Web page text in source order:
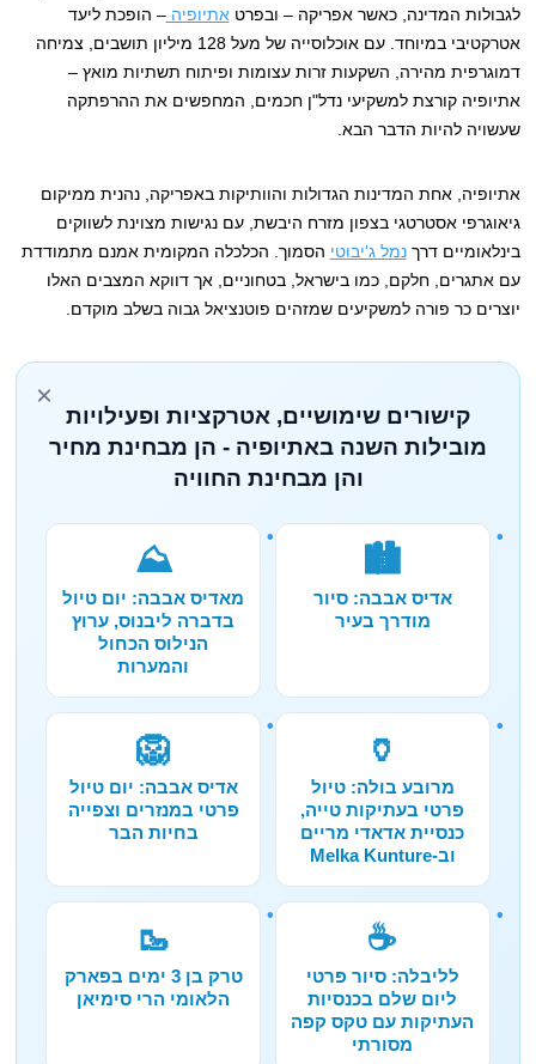
לגבולות המדינה, כאשר אפריקה – ובפרט אתיופיה– הופכת ליעד
אטרקטיבי במיוחד. עם אוכלוסייה של מעל 128 מיליון תושבים, צמיחה
דמוגרפית מהירה, השקעות זרות עצומות ופיתוח תשתיות מואץ –
אתיופיה קורצת למשקיעי נדל"ן חכמים, המחפשים את ההרפתקה
שעשויה להיות הדבר הבא.
אתיופיה, אחת המדינות הגדולות והוותיקות באפריקה, נהנית ממיקום
גיאוגרפי אסטרטגי בצפון מזרח היבשת, עם נגישות מצוינת לשווקים
בינלאומיים דרךנמל ג'יבוטי הסמוך. הכלכלה המקומית אמנם מתמודדת
עם אתגרים, חלקם, כמו בישראל, בטחוניים, אך דווקא המצבים האלו
יוצרים כר פורה למשקיעים שמזהים פוטנציאל גבוה בשלב מוקדם.
×
קישורים שימושיים, אטרקציות ופעילויות
מובילות השנה באתיופיה - הן מבחינת מחיר
והן מבחינת החוויה
🏙️
אדיס אבבה: סיור
מודרך בעיר
⛰️
מאדיס אבבה: יום טיול
בדברה ליבנוס, ערוץ
הנילוס הכחול
והמערות
🏺
מרובע בולה: טיול
פרטי בעתיקות טייה,
כנסיית אדאדי מריים
וב-Melka Kunture
🦁
אדיס אבבה: יום טיול
פרטי במנזרים וצפייה
בחיות הבר
☕
לליבלה: סיור פרטי
ליום שלם בכנסיות
העתיקות עם טקס קפה
מסורתי
🥾
טרק בן 3 ימים בפארק
הלאומי הרי סימיאן